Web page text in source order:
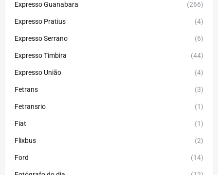
Expresso Guanabara (266)
Expresso Pratius (4)
Expresso Serrano (6)
Expresso Timbira (44)
Expresso União (4)
Fetrans (3)
Fetransrio (1)
Fiat (1)
Flixbus (2)
Ford (14)